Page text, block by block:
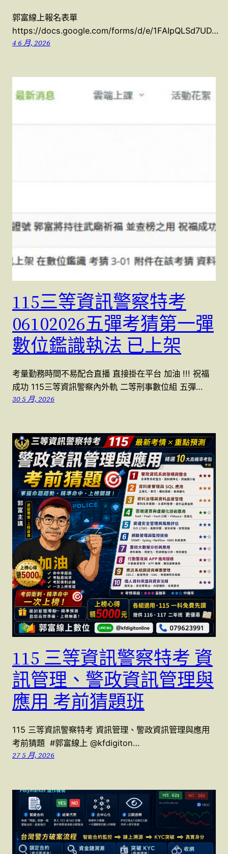
郭富線上報名表單
https://docs.google.com/forms/d/e/1FAIpQLSd7UD…
4 6 月, 2026
115三等資訊警察特考
06102026五彈考猜第一彈
數位鑑識執法 已上架
考量勤務時間不易配合直播 直接掛在平台 加油 !!! 祝福
成功 115三等資訊警察內外軌 二等刑事數位組 五彈…
30 5 月, 2026
115 三等資訊警察特考 資
訊管理、警政資訊管理與
應用 考前猜題班
115 三等資訊警察特考 資訊管理、警政資訊管理與應用
考前猜題 #郭富線上 @kfdigiton…
27 5 月, 2026